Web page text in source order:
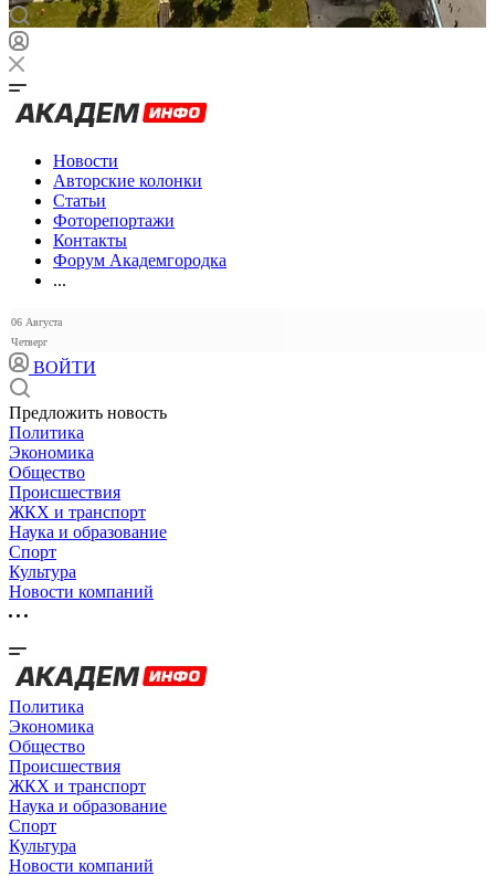
Новости
Авторские колонки
Статьи
Фоторепортажи
Контакты
Форум Академгородка
...
06 Августа
Четверг
ВОЙТИ
Предложить новость
Политика
Экономика
Общество
Происшествия
ЖКХ и транспорт
Наука и образование
Спорт
Культура
Новости компаний
Политика
Экономика
Общество
Происшествия
ЖКХ и транспорт
Наука и образование
Спорт
Культура
Новости компаний